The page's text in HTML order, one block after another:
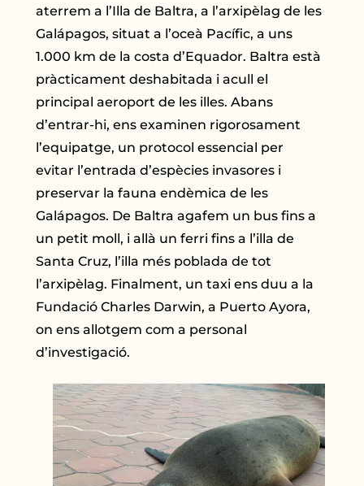
aterrem a l’Illa de Baltra, a l’arxipèlag de les
Galápagos, situat a l’oceà Pacífic, a uns
1.000 km de la costa d’Equador. Baltra està
pràcticament deshabitada i acull el
principal aeroport de les illes. Abans
d’entrar-hi, ens examinen rigorosament
l’equipatge, un protocol essencial per
evitar l’entrada d’espècies invasores i
preservar la fauna endèmica de les
Galápagos. De Baltra agafem un bus fins a
un petit moll, i allà un ferri fins a l’illa de
Santa Cruz, l’illa més poblada de tot
l’arxipèlag. Finalment, un taxi ens duu a la
Fundació Charles Darwin, a Puerto Ayora,
on ens allotgem com a personal
d’investigació.